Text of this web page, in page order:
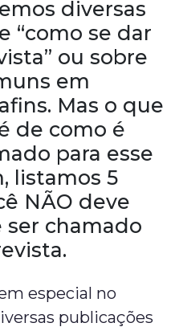
diversas
“como se dar
ou sobre
em
Mas o que
de como é
para esse
listamos 5
NÃO deve
ser chamado
especial no
publicações